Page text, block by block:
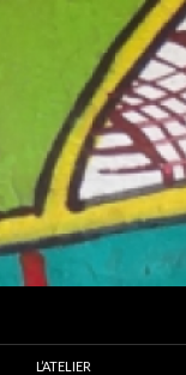
L’ATELIER